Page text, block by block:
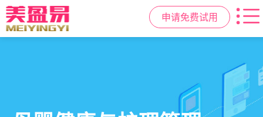
申请免费试用
智慧月子中心管理系统